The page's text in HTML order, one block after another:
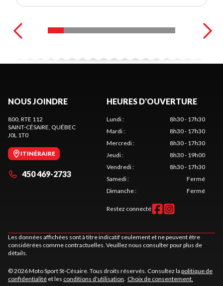
NOUS JOINDRE
800, RTE 112
SAINT-CÉSAIRE, QUÉBEC
J0L 1T0
ITINÉRAIRE
450 469-2733
HEURES D'OUVERTURE
Lundi:
8h30 - 17h30
Mardi:
8h30 - 17h30
Mercredi:
8h30 - 17h30
Jeudi:
8h30 - 19h00
Vendredi:
8h30 - 17h30
Samedi:
Fermé
Dimanche: Fermé
Restez connecté
Les données affichées sont à titre indicatif seulement et ne peuvent être
considérées comme contractuelles. Veuillez nous consulter pour plus de
détails.
© 2026 Moto Sport St-Césaire. Tous droits réservés. Consultez la politique de
confidentialité et les conditions d'utilisation. Choix de consentement.